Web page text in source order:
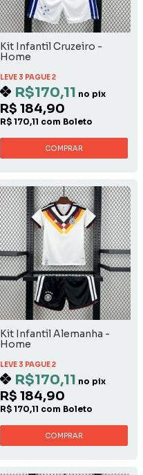
Kit Infantil Cruzeiro -
Home
LEVE 3 PAGUE 2
R$170,11 no pix
R$ 184,90
R$ 170,11 com Boleto
COMPRAR
Kit Infantil Alemanha -
Home
LEVE 3 PAGUE 2
R$170,11 no pix
R$ 184,90
R$ 170,11 com Boleto
COMPRAR